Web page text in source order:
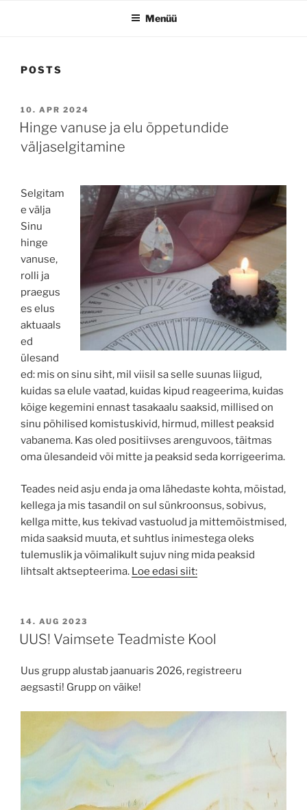
Menüü
POSTS
POSTED
ON
10. APR 2024
Hinge vanuse ja elu õppetundide
väljaselgitamine
Selgitam
e välja
Sinu
hinge
vanuse,
rolli ja
praegus
es elus
aktuaals
ed
ülesand
ed: mis on sinu siht, mil viisil sa selle suunas liigud,
kuidas sa elule vaatad, kuidas kipud reageerima, kuidas
kõige kegemini ennast tasakaalu saaksid, millised on
sinu põhilised komistuskivid, hirmud, millest peaksid
vabanema. Kas oled positiivses arenguvoos, täitmas
oma ülesandeid või mitte ja peaksid seda korrigeerima.
Teades neid asju enda ja oma lähedaste kohta, mõistad,
kellega ja mis tasandil on sul sünkroonsus, sobivus,
kellga mitte, kus tekivad vastuolud ja mittemõistmised,
mida saaksid muuta, et suhtlus inimestega oleks
tulemuslik ja võimalikult sujuv ning mida peaksid
lihtsalt aktsepteerima. Loe edasi siit:
POSTED
ON
14. AUG 2023
UUS! Vaimsete Teadmiste Kool
Uus grupp alustab jaanuaris 2026, registreeru
aegsasti! Grupp on väike!